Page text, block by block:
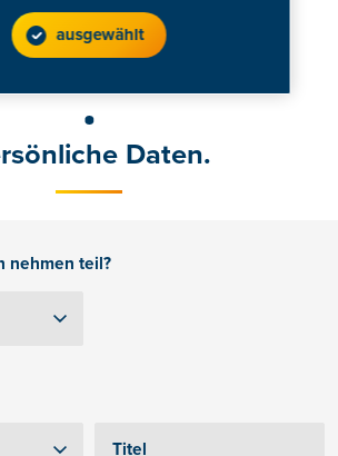
ausgewählt
Daten.
nehmen teil?